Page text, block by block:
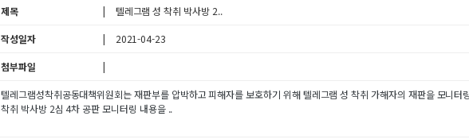
제목 텔레그램 성 착취 박사방 2..
작성일자 2021-04-23
첨부파일
텔레그램성착취공동대책위원회는 재판부를 압박하고 피해자를 보호하기 위해 텔레그램 성 착취 가해자의 재판을 모니
착취 박사방 2심 4차 공판 모니터링 내용을 ..